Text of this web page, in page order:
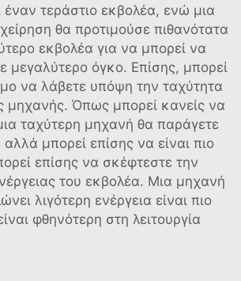
έναν τεράστιο εκβολέα, ενώ μια
θα προτιμούσε πιθανότατα
εκβολέα για να μπορεί να
μεγαλύτερο όγκο. Επίσης, μπορεί
να λάβετε υπόψη την ταχύτητα
μηχανής. Όπως μπορεί κανείς να
ταχύτερη μηχανή θα παράγετε
μπορεί επίσης να είναι πιο
επίσης να σκέφτεστε την
του εκβολέα. Μια μηχανή
λιγότερη ενέργεια είναι πιο
φθηνότερη στη λειτουργία